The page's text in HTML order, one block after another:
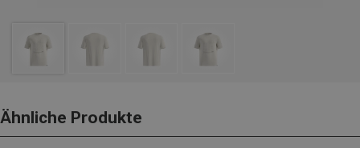
Ähnliche Produkte